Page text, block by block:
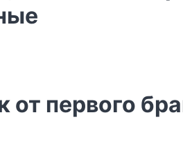
от первого